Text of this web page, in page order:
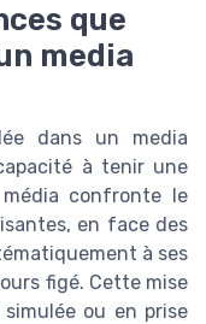
que
media
dans un media
à tenir une
confronte le
en face des
à ses
figé. Cette mise
ou en prise